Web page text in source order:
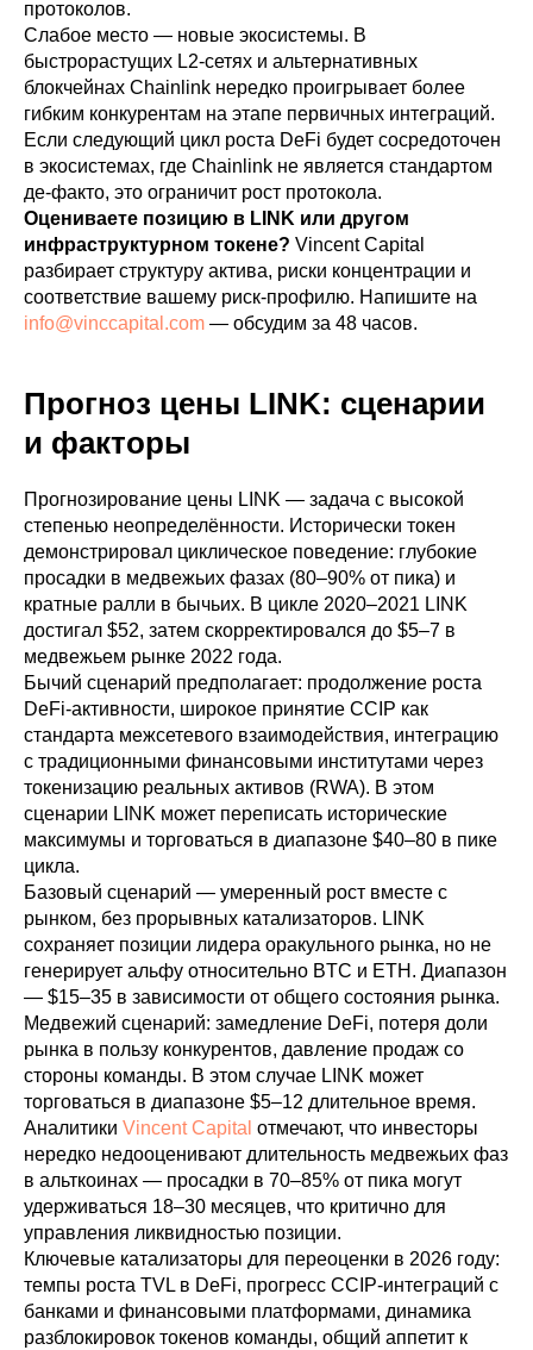
протоколов.
Слабое место — новые экосистемы. В
быстрорастущих L2-сетях и альтернативных
блокчейнах Chainlink нередко проигрывает более
гибким конкурентам на этапе первичных интеграций.
Если следующий цикл роста DeFi будет сосредоточен
в экосистемах, где Chainlink не является стандартом
де-факто, это ограничит рост протокола.
Оцениваете позицию в LINK или другом
инфраструктурном токене? Vincent Capital
разбирает структуру актива, риски концентрации и
соответствие вашему риск-профилю. Напишите на
info@vinccapital.com — обсудим за 48 часов.
Прогноз цены LINK: сценарии
и факторы
Прогнозирование цены LINK — задача с высокой
степенью неопределённости. Исторически токен
демонстрировал циклическое поведение: глубокие
просадки в медвежьих фазах (80–90% от пика) и
кратные ралли в бычьих. В цикле 2020–2021 LINK
достигал $52, затем скорректировался до $5–7 в
медвежьем рынке 2022 года.
Бычий сценарий предполагает: продолжение роста
DeFi-активности, широкое принятие CCIP как
стандарта межсетевого взаимодействия, интеграцию
с традиционными финансовыми институтами через
токенизацию реальных активов (RWA). В этом
сценарии LINK может переписать исторические
максимумы и торговаться в диапазоне $40–80 в пике
цикла.
Базовый сценарий — умеренный рост вместе с
рынком, без прорывных катализаторов. LINK
сохраняет позиции лидера оракульного рынка, но не
генерирует альфу относительно BTC и ETH. Диапазон
— $15–35 в зависимости от общего состояния рынка.
Медвежий сценарий: замедление DeFi, потеря доли
рынка в пользу конкурентов, давление продаж со
стороны команды. В этом случае LINK может
торговаться в диапазоне $5–12 длительное время.
Аналитики Vincent Capital отмечают, что инвесторы
нередко недооценивают длительность медвежьих фаз
в альткоинах — просадки в 70–85% от пика могут
удерживаться 18–30 месяцев, что критично для
управления ликвидностью позиции.
Ключевые катализаторы для переоценки в 2026 году:
темпы роста TVL в DeFi, прогресс CCIP-интеграций с
банками и финансовыми платформами, динамика
разблокировок токенов команды, общий аппетит к